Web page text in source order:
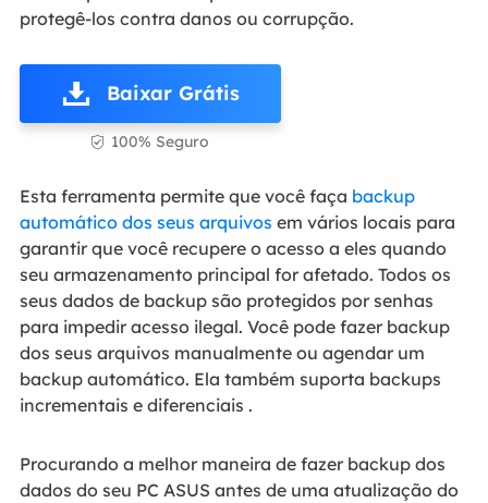
protegê-los contra danos ou corrupção.
Baixar Grátis
 100% Seguro
Esta ferramenta permite que você faça backup
automático dos seus arquivos em vários locais para
garantir que você recupere o acesso a eles quando
seu armazenamento principal for afetado. Todos os
seus dados de backup são protegidos por senhas
para impedir acesso ilegal. Você pode fazer backup
dos seus arquivos manualmente ou agendar um
backup automático. Ela também suporta backups
incrementais e diferenciais .
Procurando a melhor maneira de fazer backup dos
dados do seu PC ASUS antes de uma atualização do